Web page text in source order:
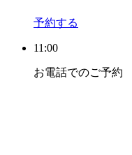
予約する
11:00
お電話でのご予約